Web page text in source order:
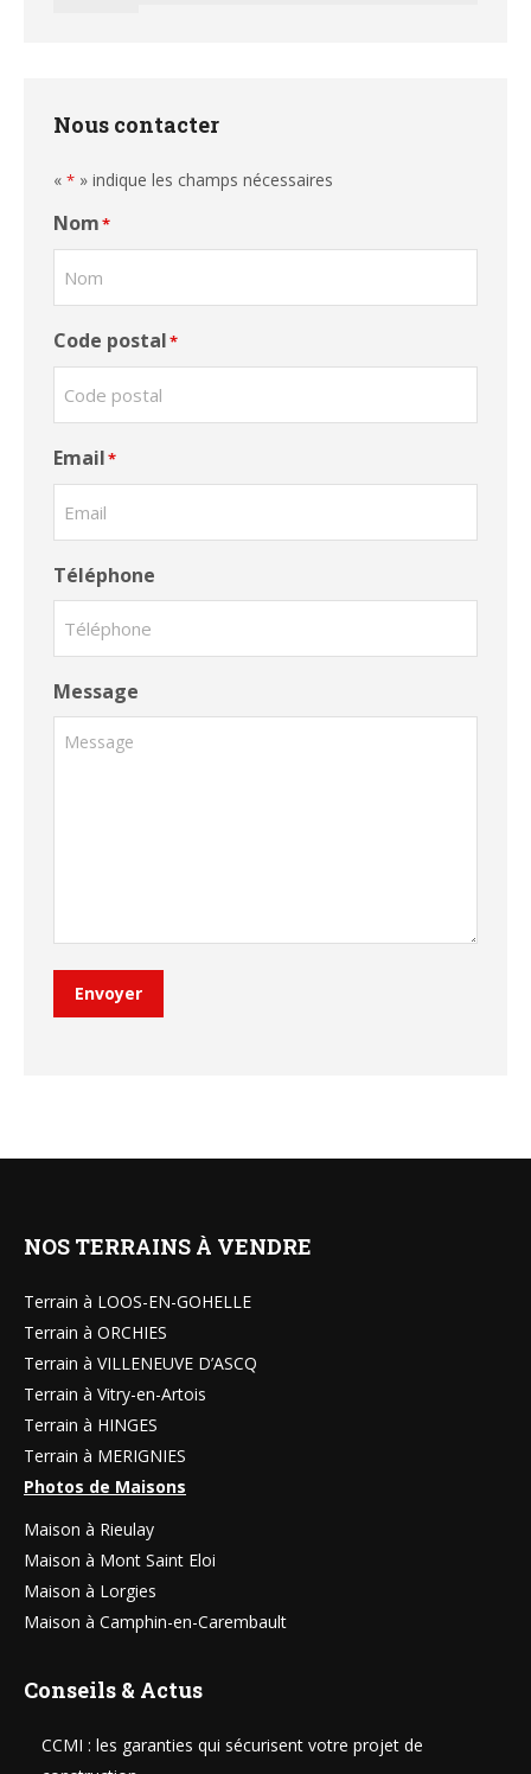
Nous contacter
« * » indique les champs nécessaires
Nom*
Code postal*
Email*
Téléphone
Message
Envoyer
NOS TERRAINS À VENDRE
Terrain à LOOS-EN-GOHELLE
Terrain à ORCHIES
Terrain à VILLENEUVE D’ASCQ
Terrain à Vitry-en-Artois
Terrain à HINGES
Terrain à MERIGNIES
Photos de Maisons
Maison à Rieulay
Maison à Mont Saint Eloi
Maison à Lorgies
Maison à Camphin-en-Carembault
Conseils & Actus
CCMI : les garanties qui sécurisent votre projet de